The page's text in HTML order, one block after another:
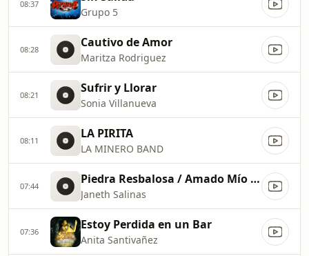
08:37
Grupo 5
08:28 Cautivo de Amor
Maritza Rodriguez
08:21 Sufrir y Llorar
Sonia Villanueva
08:11 LA PIRITA
LA MINERO BAND
07:44 Piedra Resbalosa / Amado Mío / Río de Churín
Janeth Salinas
07:36 Estoy Perdida en un Bar
Anita Santivañez